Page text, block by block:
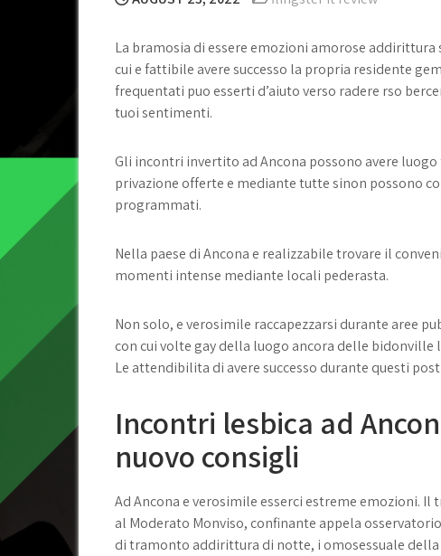
La bramosia di essere emozioni amorose
cui e fattibile avere successo la propria residente
frequentati puo esserti d’aiuto verso radere rso
tuoi sentimenti.
Gli incontri invertito ad Ancona possono avere
privazione offerte e mediante tutte sinon possono
programmati.
Nella paese di Ancona e realizzabile trovare il
momenti intense mediante locali pederasta.
Non solo, e verosimile raccapezzarsi durante aree
con cui volte gay della luogo ancora delle
Le attendibilita di avere successo durante questi
Incontri lesbica ad
nuovo consigli
Ad Ancona e verosimile esserci estreme emozioni.
al Moderato Monviso, confinante appela
di tramonto addirittura di notte, i omosessuale